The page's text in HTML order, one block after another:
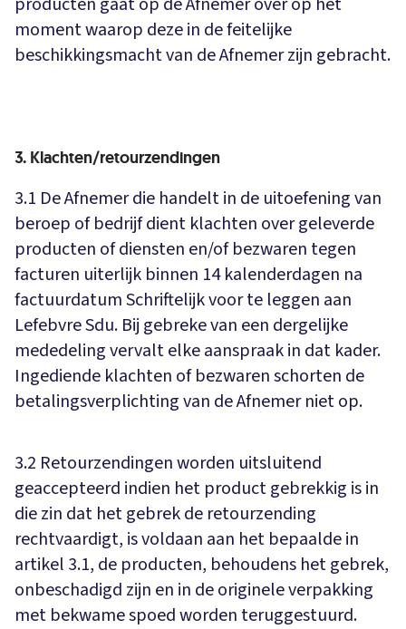
moment waarop deze in de feitelijke
beschikkingsmacht van de Afnemer zijn gebracht.
3. Klachten/retourzendingen
3.1 De Afnemer die handelt in de uitoefening van
beroep of bedrijf dient klachten over geleverde
producten of diensten en/of bezwaren tegen
facturen uiterlijk binnen 14 kalenderdagen na
factuurdatum Schriftelijk voor te leggen aan
Lefebvre Sdu. Bij gebreke van een dergelijke
mededeling vervalt elke aanspraak in dat kader.
Ingediende klachten of bezwaren schorten de
betalingsverplichting van de Afnemer niet op.
3.2 Retourzendingen worden uitsluitend
geaccepteerd indien het product gebrekkig is in
die zin dat het gebrek de retourzending
rechtvaardigt, is voldaan aan het bepaalde in
artikel 3.1, de producten, behoudens het gebrek,
onbeschadigd zijn en in de originele verpakking
met bekwame spoed worden teruggestuurd.